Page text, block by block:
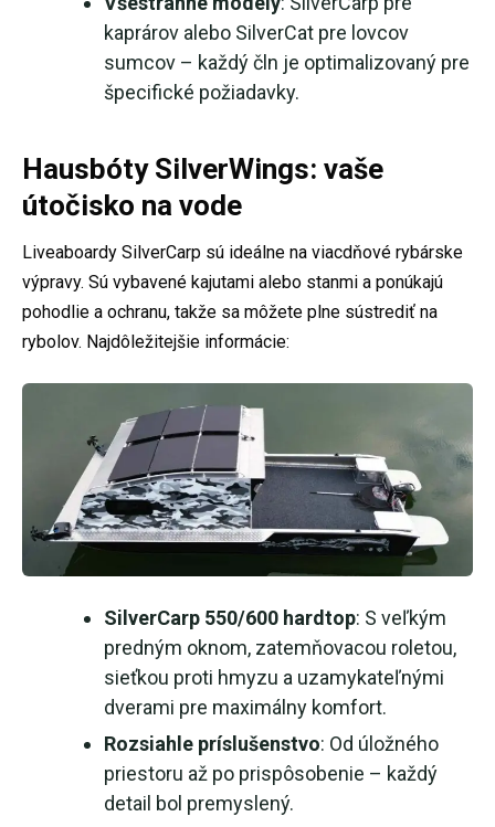
kaprárov alebo SilverCat pre lovcov
sumcov – každý čln je optimalizovaný pre
špecifické požiadavky.
Hausbóty SilverWings: vaše
útočisko na vode
Liveaboardy SilverCarp sú ideálne na viacdňové rybárske
výpravy. Sú vybavené kajutami alebo stanmi a ponúkajú
pohodlie a ochranu, takže sa môžete plne sústrediť na
rybolov. Najdôležitejšie informácie:
SilverCarp 550/600 hardtop: S veľkým
predným oknom, zatemňovacou roletou,
sieťkou proti hmyzu a uzamykateľnými
dverami pre maximálny komfort.
Rozsiahle príslušenstvo: Od úložného
priestoru až po prispôsobenie – každý
detail bol premyslený.